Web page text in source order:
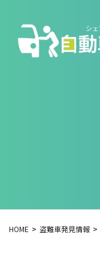
HOME 盗難車発見情報